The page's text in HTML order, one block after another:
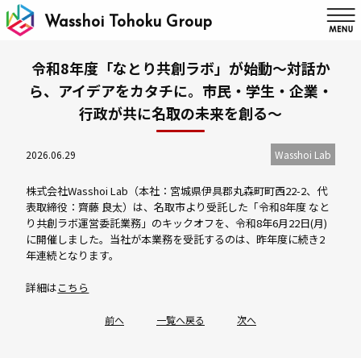
Wasshoi Tohoku Group
令和8年度「なとり共創ラボ」が始動～対話か
ら、アイデアをカタチに。市民・学生・企業・
行政が共に名取の未来を創る～
2026.06.29 Wasshoi Lab
株式会社Wasshoi Lab（本社：宮城県伊具郡丸森町町西22-2、代
表取締役：齊藤 良太）は、名取市より受託した「令和8年度 なと
り共創ラボ運営委託業務」のキックオフを、令和8年6月22日(月)
に開催しました。当社が本業務を受託するのは、昨年度に続き2
年連続となります。
詳細はこちら
前へ︎ 一覧へ戻る 次へ︎